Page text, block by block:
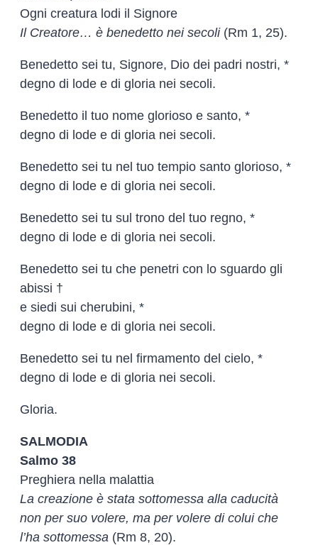
Ogni creatura lodi il Signore
Il Creatore… è benedetto nei secoli (Rm 1, 25).
Benedetto sei tu, Signore, Dio dei padri nostri, *
degno di lode e di gloria nei secoli.
Benedetto il tuo nome glorioso e santo, *
degno di lode e di gloria nei secoli.
Benedetto sei tu nel tuo tempio santo glorioso, *
degno di lode e di gloria nei secoli.
Benedetto sei tu sul trono del tuo regno, *
degno di lode e di gloria nei secoli.
Benedetto sei tu che penetri con lo sguardo gli
abissi †
e siedi sui cherubini, *
degno di lode e di gloria nei secoli.
Benedetto sei tu nel firmamento del cielo, *
degno di lode e di gloria nei secoli.
Gloria.
SALMODIA
Salmo 38
Preghiera nella malattia
La creazione è stata sottomessa alla caducità
non per suo volere, ma per volere di colui che
l’ha sottomessa (Rm 8, 20).